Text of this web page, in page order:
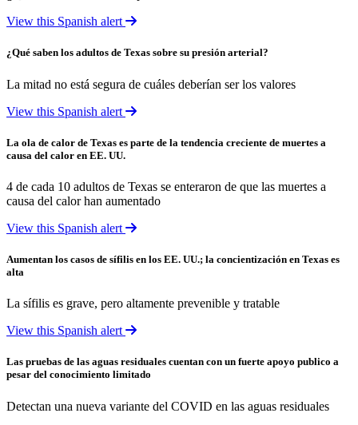
View this Spanish alert
¿Qué saben los adultos de Texas sobre su presión arterial?
La mitad no está segura de cuáles deberían ser los valores
View this Spanish alert
La ola de calor de Texas es parte de la tendencia creciente de muertes a
causa del calor en EE. UU.
4 de cada 10 adultos de Texas se enteraron de que las muertes a
causa del calor han aumentado
View this Spanish alert
Aumentan los casos de sífilis en los EE. UU.; la concientización en Texas es
alta
La sífilis es grave, pero altamente prevenible y tratable
View this Spanish alert
Las pruebas de las aguas residuales cuentan con un fuerte apoyo publico a
pesar del conocimiento limitado
Detectan una nueva variante del COVID en las aguas residuales